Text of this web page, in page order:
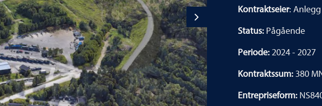
Next
Kontraktseier:
Status: Pågående
Periode:2024 - 2027
Kontraktssum: 380
Entrepriseform: